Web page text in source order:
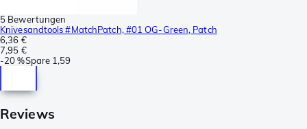
5 Bewertungen
Knivesandtools #MatchPatch, #01 OG-Green, Patch
6,36 €
7,95 €
-20 %Spare 1,59
Reviews